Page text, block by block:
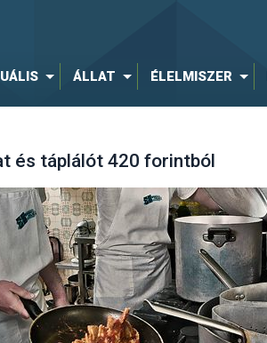
ÁLLAT ÉLELMISZER
és táplálót 420 forintból